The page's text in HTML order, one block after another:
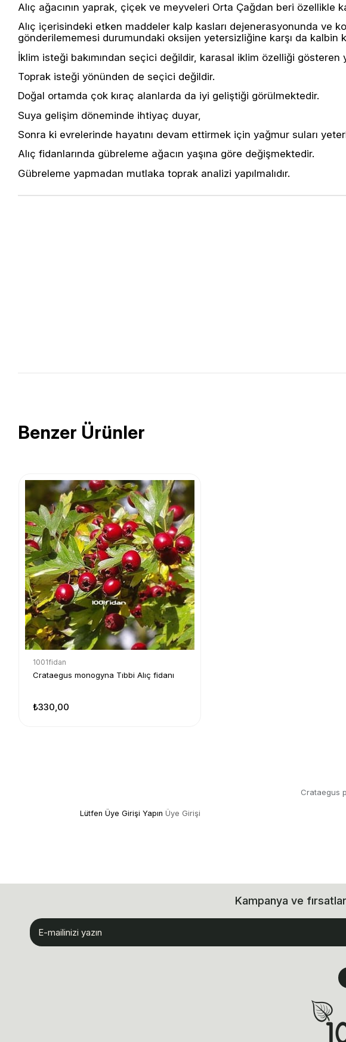
Alıç ağacının yaprak, çiçek ve meyveleri Orta Çağdan beri özellikle
Alıç içerisindeki etken maddeler kalp kasları dejenerasyonunda ve
gönderilememesi durumundaki oksijen yetersizliğine karşı da kalbin
İklim isteği bakımından seçici değildir, karasal iklim özelliği gösteren
Toprak isteği yönünden de seçici değildir.
Doğal ortamda çok kıraç alanlarda da iyi geliştiği görülmektedir.
Suya gelişim döneminde ihtiyaç duyar,
Sonra ki evrelerinde hayatını devam ettirmek için yağmur suları
Alıç fidanlarında gübreleme ağacın yaşına göre değişmektedir.
Gübreleme yapmadan mutlaka toprak analizi yapılmalıdır.
Benzer Ürünler
1001fidan
Crataegus monogyna Tıbbi Alıç fidanı
₺330,00
Crataegus
Lütfen Üye Girişi Yapın Üye Girişi
Kampanya ve